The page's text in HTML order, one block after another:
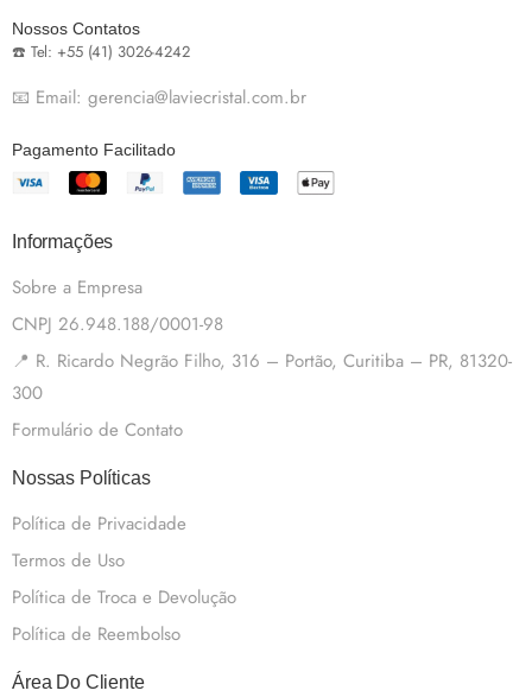
Nossos Contatos
☎️ Tel: +55 (41) 3026-4242
📧 Email: gerencia@laviecristal.com.br
Pagamento Facilitado
Informações
Sobre a Empresa
CNPJ 26.948.188/0001-98
📍 R. Ricardo Negrão Filho, 316 – Portão, Curitiba – PR, 81320-
300
Formulário de Contato
Nossas Políticas
Política de Privacidade
Termos de Uso
Política de Troca e Devolução
Política de Reembolso
Área Do Cliente